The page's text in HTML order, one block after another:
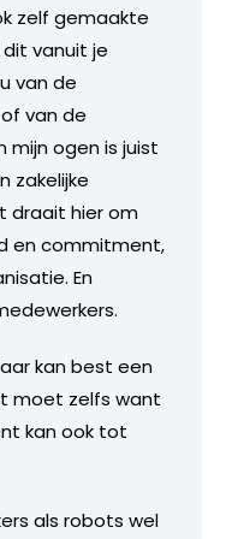
zelf gemaakte
vanuit je
van de
van de
mijn ogen is juist
zakelijke
draait hier om
en commitment,
En
kan best een
moet zelfs want
kan ook tot
als robots wel